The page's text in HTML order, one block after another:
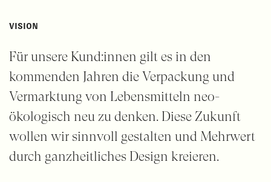
VISION
Für unsere Kund:innen gilt es in den
kommenden Jahren die Verpackung und
Vermarktung von Lebensmitteln neo-
ökologisch neu zu denken. Diese Zukunft
wollen wir sinnvoll gestalten und Mehrwert
durch ganzheitlichesDesign kreieren.